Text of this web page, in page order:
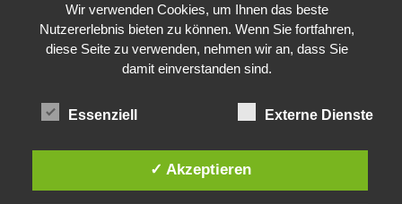
Wir verwenden Cookies, um Ihnen das beste
Nutzererlebnis bieten zu können. Wenn Sie fortfahren,
diese Seite zu verwenden, nehmen wir an, dass Sie
damit einverstanden sind.
Essenziell Externe Dienste
✓ Akzeptieren